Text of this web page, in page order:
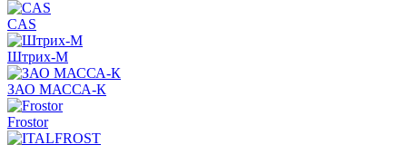
CAS
Штрих-М
ЗАО МАССА-К
Frostor